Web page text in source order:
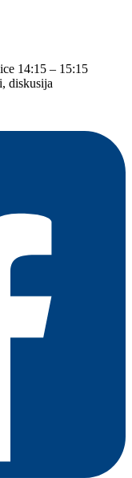
14:15 – 15:15
diskusija